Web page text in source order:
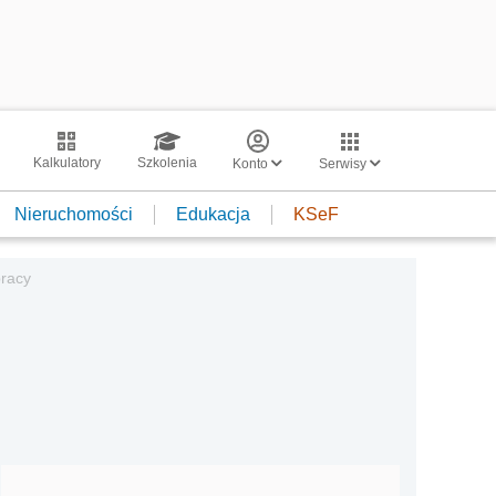
Kalkulatory Szkolenia Konto Serwisy
Nieruchomości Edukacja KSeF